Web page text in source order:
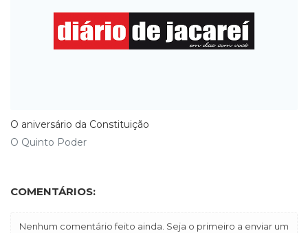
O aniversário da Constituição
O Quinto Poder
COMENTÁRIOS:
Nenhum comentário feito ainda. Seja o primeiro a enviar um